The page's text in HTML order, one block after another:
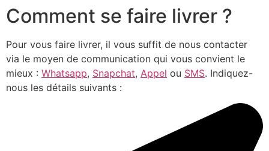
Comment se faire livrer ?
Pour vous faire livrer, il vous suffit de nous contacter
via le moyen de communication qui vous convient le
mieux : Whatsapp, Snapchat, Appel ou SMS. Indiquez-
nous les détails suivants :